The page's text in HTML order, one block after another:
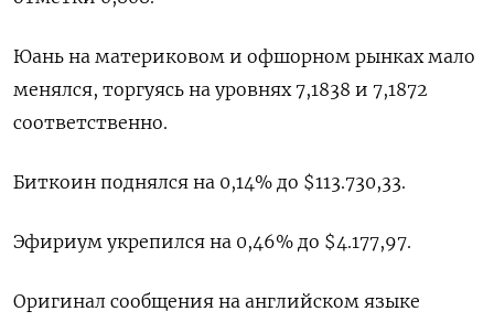
Юань на материковом и офшорном рынках мало
менялся, торгуясь на уровнях 7,1838​ и 7,1872
соответственно.
Биткоин поднялся на 0,14% до $113.730,33.
Эфириум укрепился на 0,46% до $4.177,97.
Оригинал сообщения на английском языке